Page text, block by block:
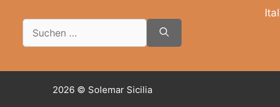
2026 © Solemar Sicilia